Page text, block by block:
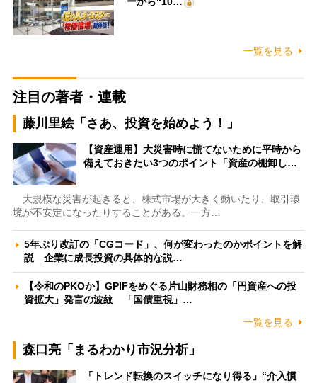
一覧を見る
注目の著者・連載
藤川里絵「さあ、投資を始めよう！」
【資産運用】大災害時に慌てないために平時から
備えておきたい3つのポイント「資産の棚卸し…
大規模な災害が起きると、株式市場が大きく動いたり、取引環
境が不安定になったりすることがある。一方…
5年ぶり改訂の「CGコード」、何が変わったのかポイントを解
説 企業に成長投資の具体的な説…
【令和のPKOか】GPIFをめぐる片山財務相の「円資産への投
資拡大」発言の波紋 「国債重視」…
一覧を見る
森口亮「まるわかり市況分析」
「トレンド転換のスイッチになり得る」“介入慣